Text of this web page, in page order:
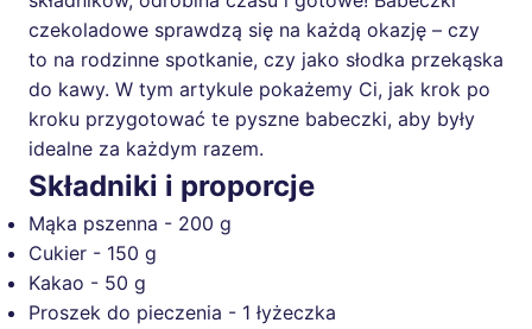
czekoladowe sprawdzą się na każdą okazję – czy
to na rodzinne spotkanie, czy jako słodka przekąska
do kawy. W tym artykule pokażemy Ci, jak krok po
kroku przygotować te pyszne babeczki, aby były
idealne za każdym razem.
Składniki i proporcje
Mąka pszenna - 200 g
Cukier - 150 g
Kakao - 50 g
Proszek do pieczenia - 1 łyżeczka